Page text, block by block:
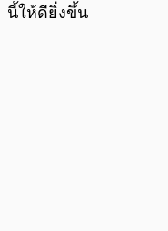
นี้ให้ดียิ่งขึ้น